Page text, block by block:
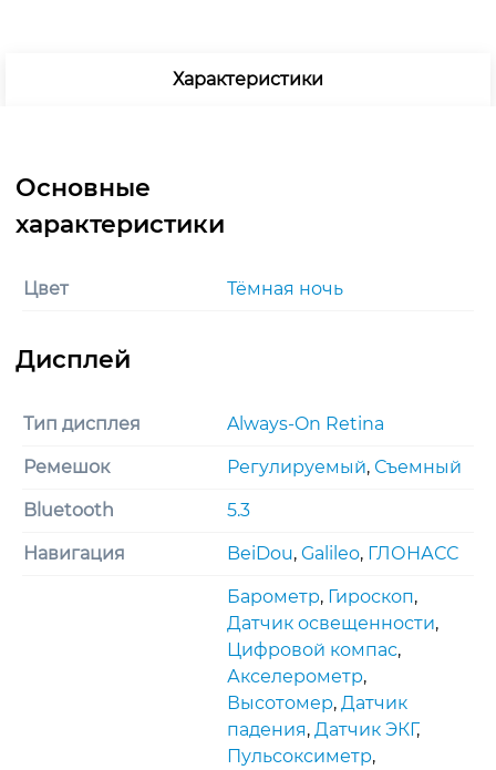
Характеристики
Цвет Тёмная ночь
Тип дисплея Always-On Retina
Ремешок Регулируемый, Съемный
Bluetooth 5.3
Навигация BeiDou, Galileo, ГЛОНАСС
Барометр, Гироскоп,
Датчик освещенности,
Цифровой компас,
Акселерометр,
Высотомер, Датчик
падения, Датчик ЭКГ,
Пульсоксиметр,